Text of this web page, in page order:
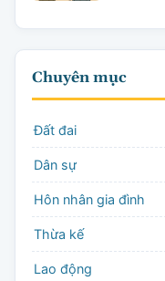
Chuyên mục
Đất đai
Dân sự
Hôn nhân gia đình
Thừa kế
Lao động